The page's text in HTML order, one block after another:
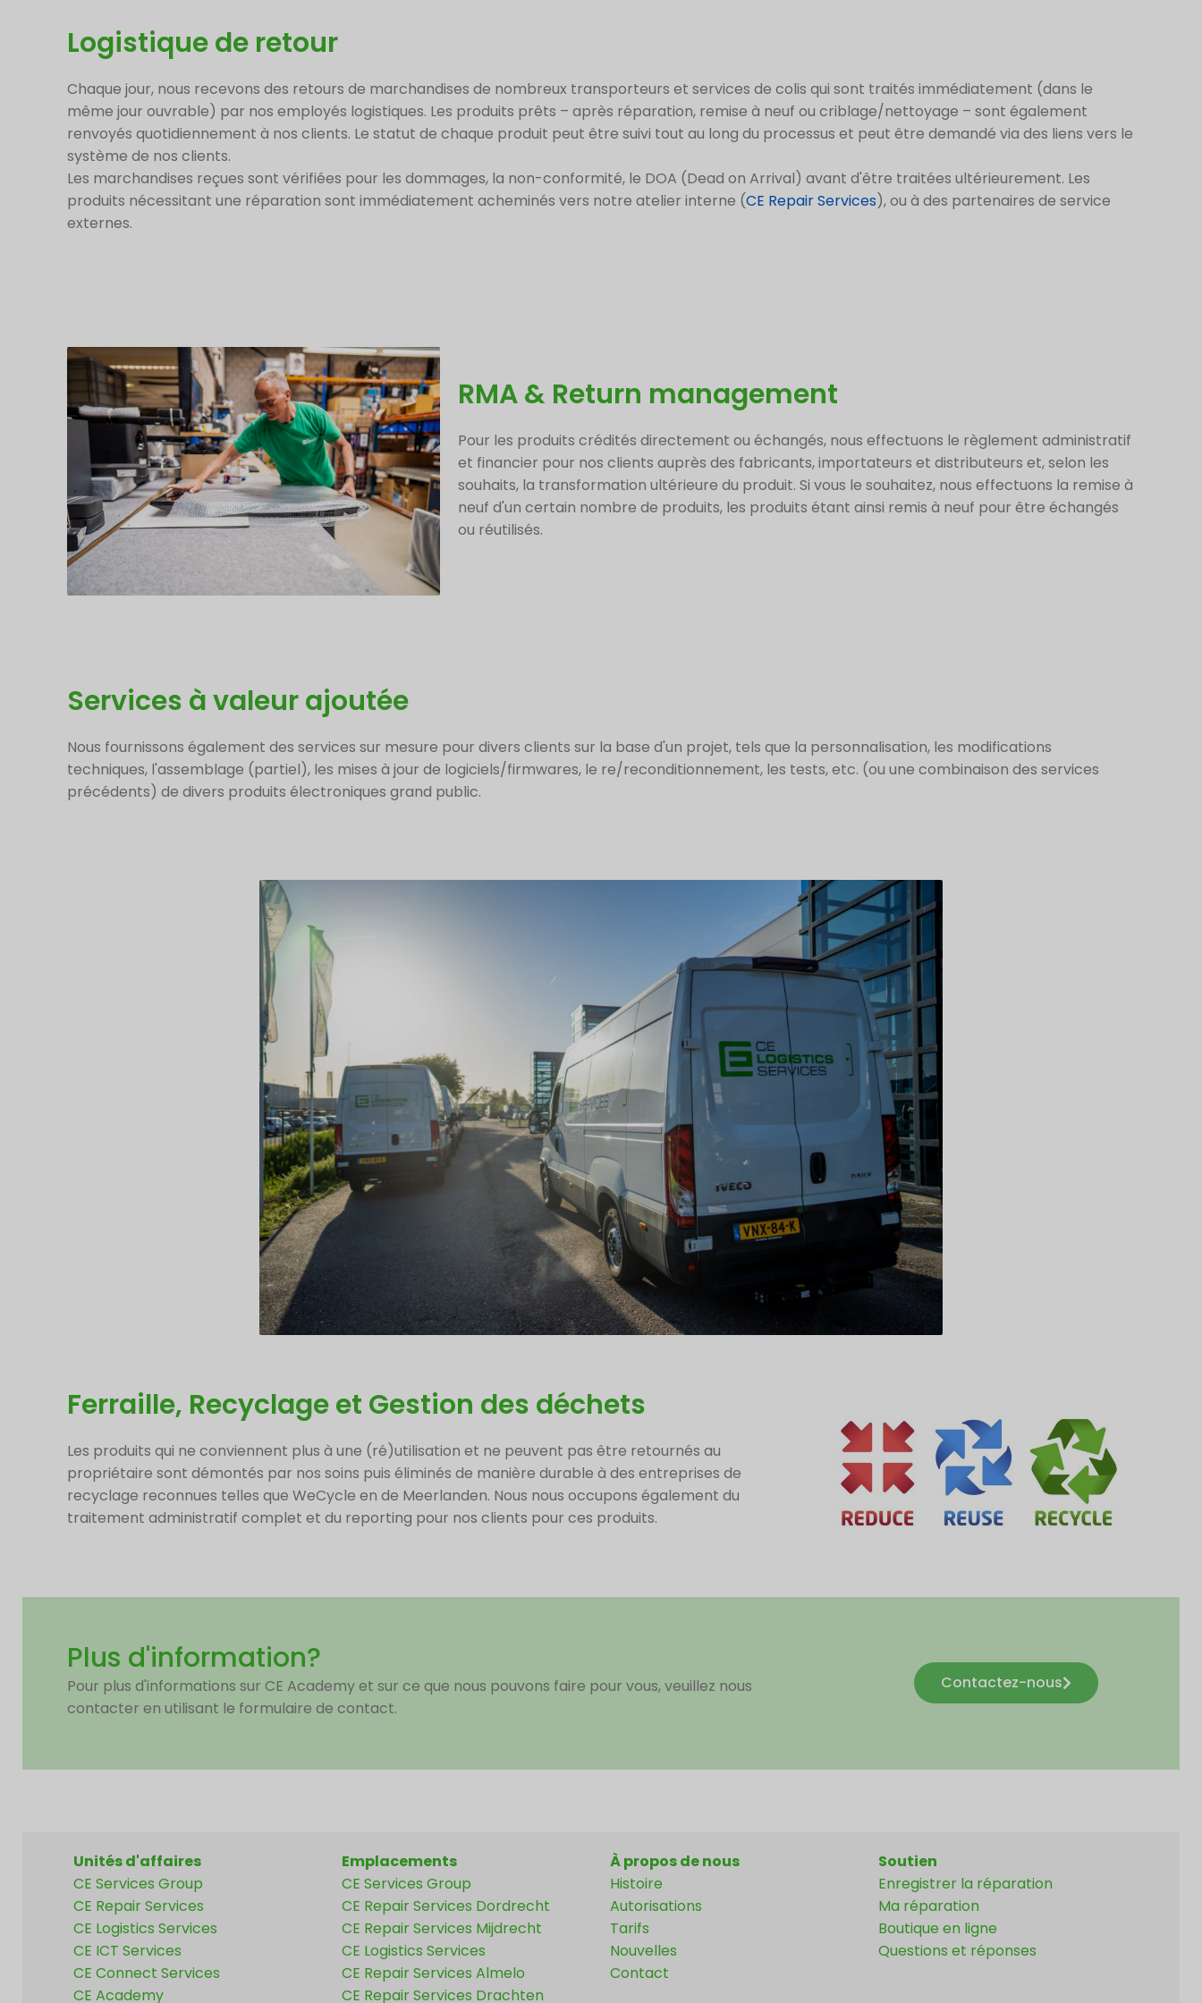
Logistique de retour
Chaque jour, nous recevons des retours de marchandises de nombreux transporteurs et services de colis qui sont traités immédiatement (dans le
même jour ouvrable) par nos employés logistiques. Les produits prêts – après réparation, remise à neuf ou criblage/nettoyage – sont également
renvoyés quotidiennement à nos clients. Le statut de chaque produit peut être suivi tout au long du processus et peut être demandé via des liens vers le
système de nos clients.
Les marchandises reçues sont vérifiées pour les dommages, la non-conformité, le DOA (Dead on Arrival) avant d'être traitées ultérieurement. Les
produits nécessitant une réparation sont immédiatement acheminés vers notre atelier interne (CE Repair Services), ou à des partenaires de service
externes.
RMA & Return management
Pour les produits crédités directement ou échangés, nous effectuons le règlement administratif
et financier pour nos clients auprès des fabricants, importateurs et distributeurs et, selon les
souhaits, la transformation ultérieure du produit. Si vous le souhaitez, nous effectuons la remise à
neuf d'un certain nombre de produits, les produits étant ainsi remis à neuf pour être échangés
ou réutilisés.
Services à valeur ajoutée
Nous fournissons également des services sur mesure pour divers clients sur la base d'un projet, tels que la personnalisation, les modifications
techniques, l'assemblage (partiel), les mises à jour de logiciels/firmwares, le re/reconditionnement, les tests, etc. (ou une combinaison des services
précédents) de divers produits électroniques grand public.
Ferraille, Recyclage et Gestion des déchets
Les produits qui ne conviennent plus à une (ré)utilisation et ne peuvent pas être retournés au
propriétaire sont démontés par nos soins puis éliminés de manière durable à des entreprises de
recyclage reconnues telles que WeCycle en de Meerlanden. Nous nous occupons également du
traitement administratif complet et du reporting pour nos clients pour ces produits.
Plus d'information?
Pour plus d'informations sur CE Academy et sur ce que nous pouvons faire pour vous, veuillez nous
contacter en utilisant le formulaire de contact.
Contactez-nous
Unités d'affaires
CE Services Group
CE Repair Services
CE Logistics Services
CE ICT Services
CE Connect Services
CE Academy
Emplacements
CE Services Group
CE Repair Services Dordrecht
CE Repair Services Mijdrecht
CE Logistics Services
CE Repair Services Almelo
CE Repair Services Drachten
À propos de nous
Histoire
Autorisations
Tarifs
Nouvelles
Contact
Soutien
Enregistrer la réparation
Ma réparation
Boutique en ligne
Questions et réponses